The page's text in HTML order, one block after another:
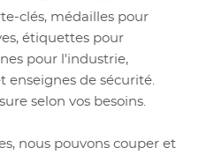
clés, médailles pour
étiquettes pour
pour l'industrie,
enseignes de sécurité.
selon vos besoins.
nous pouvons couper et